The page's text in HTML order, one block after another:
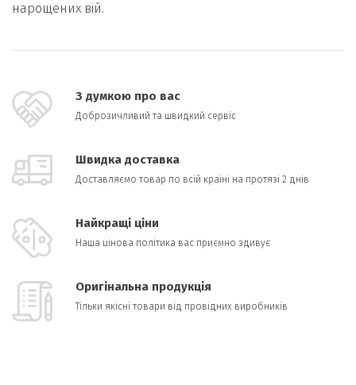
нарощених вій.
З думкою про вас
Доброзичливий та швидкий сервіс
Швидка доставка
Доставляємо товар по всій країні на протязі 2 днів
Найкращі ціни
Наша цінова політика вас приємно здивує
Оригінальна продукція
Тільки якісні товари від провідних виробників